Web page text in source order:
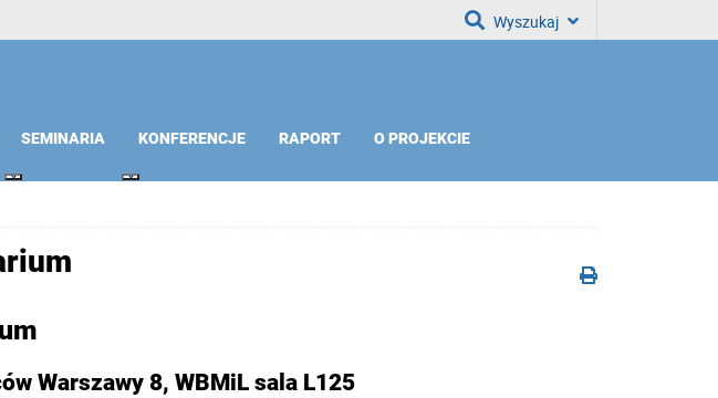
Wyszukaj
SEMINARIA KONFERENCJE RAPORT O PROJEKCIE
Warszawy 8, WBMiL sala L125